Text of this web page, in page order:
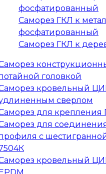
фосфатированный
Саморез ГКЛ к
фосфатированный
Саморез ГКЛ к
головкой
кровельный
сверлом
для крепления
для
с
кровельный